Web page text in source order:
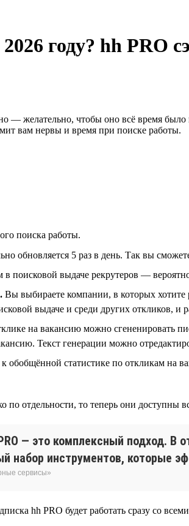
году? hh PRO
— желательно, чтобы оно всё время
вам нервы и время при поиске работы.
поиска работы.
обновляется 5 раз в день. Так вы
поисковой выдаче рекрутеров —
Вы выбираете компании, в которых хотите
выдаче и среди других откликов, и
на вакансию можно сгененировать
Текст генерации можно
обобщённой статистике по откликам на
отдельности, то теперь они доступны
— это комплексный подход. В
набор инструментов, которые
сервисы»
hh PRO будет работать сразу со